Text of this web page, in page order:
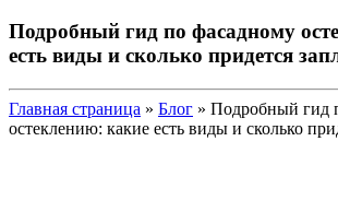
Подробный гид по фасадному
есть виды и сколько придется
Главная страница » Блог » Подробный гид
остеклению: какие есть виды и сколько